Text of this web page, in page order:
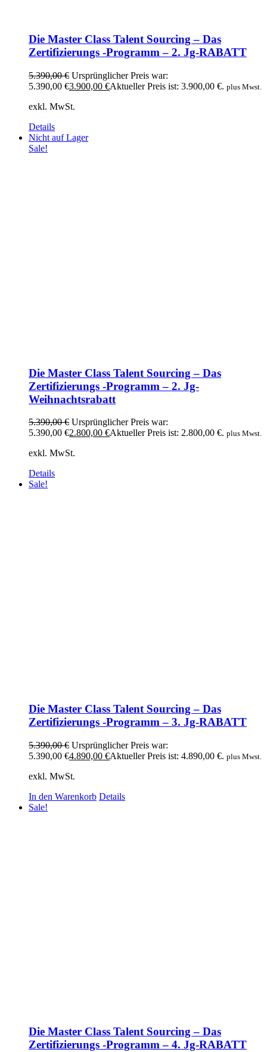
Die Master Class Talent Sourcing – Das
Zertifizierungs -Programm – 2. Jg-RABATT
5.390,00€ Ursprünglicher Preis war:
5.390,00 €3.900,00 €Aktueller Preis ist: 3.900,00 €. plus Mwst.
exkl. MwSt.
Details
Nicht auf Lager
Sale!
Die Master Class Talent Sourcing – Das
Zertifizierungs -Programm – 2. Jg-
Weihnachtsrabatt
5.390,00€ Ursprünglicher Preis war:
5.390,00 €2.800,00 €Aktueller Preis ist: 2.800,00 €. plus Mwst.
exkl. MwSt.
Details
Sale!
Die Master Class Talent Sourcing – Das
Zertifizierungs -Programm – 3. Jg-RABATT
5.390,00€ Ursprünglicher Preis war:
5.390,00 €4.890,00 €Aktueller Preis ist: 4.890,00 €. plus Mwst.
exkl. MwSt.
In den Warenkorb Details
Sale!
Die Master Class Talent Sourcing – Das
Zertifizierungs -Programm – 4. Jg-RABATT